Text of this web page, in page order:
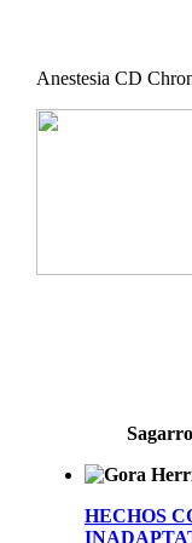
Anestesia CD
HECHOS